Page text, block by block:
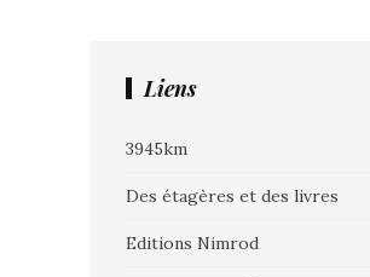
Liens
3945km
Des étagères et des livres
Editions Nimrod